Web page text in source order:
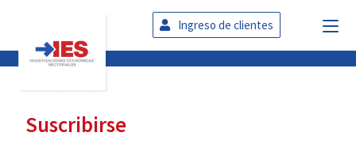
Ingreso de clientes
Suscribirse